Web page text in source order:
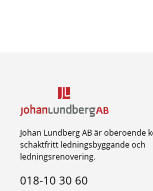
Johan Lundberg AB är oberoende
schaktfritt ledningsbyggande och
ledningsrenovering.
018-10 30 60